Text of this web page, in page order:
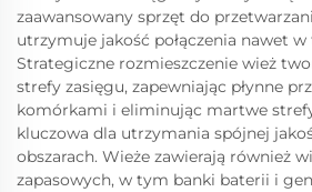
zaawansowany sprzęt do
utrzymuje jakość połączenia nawet
Strategiczne rozmieszczenie wież
strefy zasięgu, zapewniając płynne
komórkami i eliminując martwe
kluczowa dla utrzymania spójnej
obszarach. Wieże zawierają również
zapasowych, w tym banki baterii i